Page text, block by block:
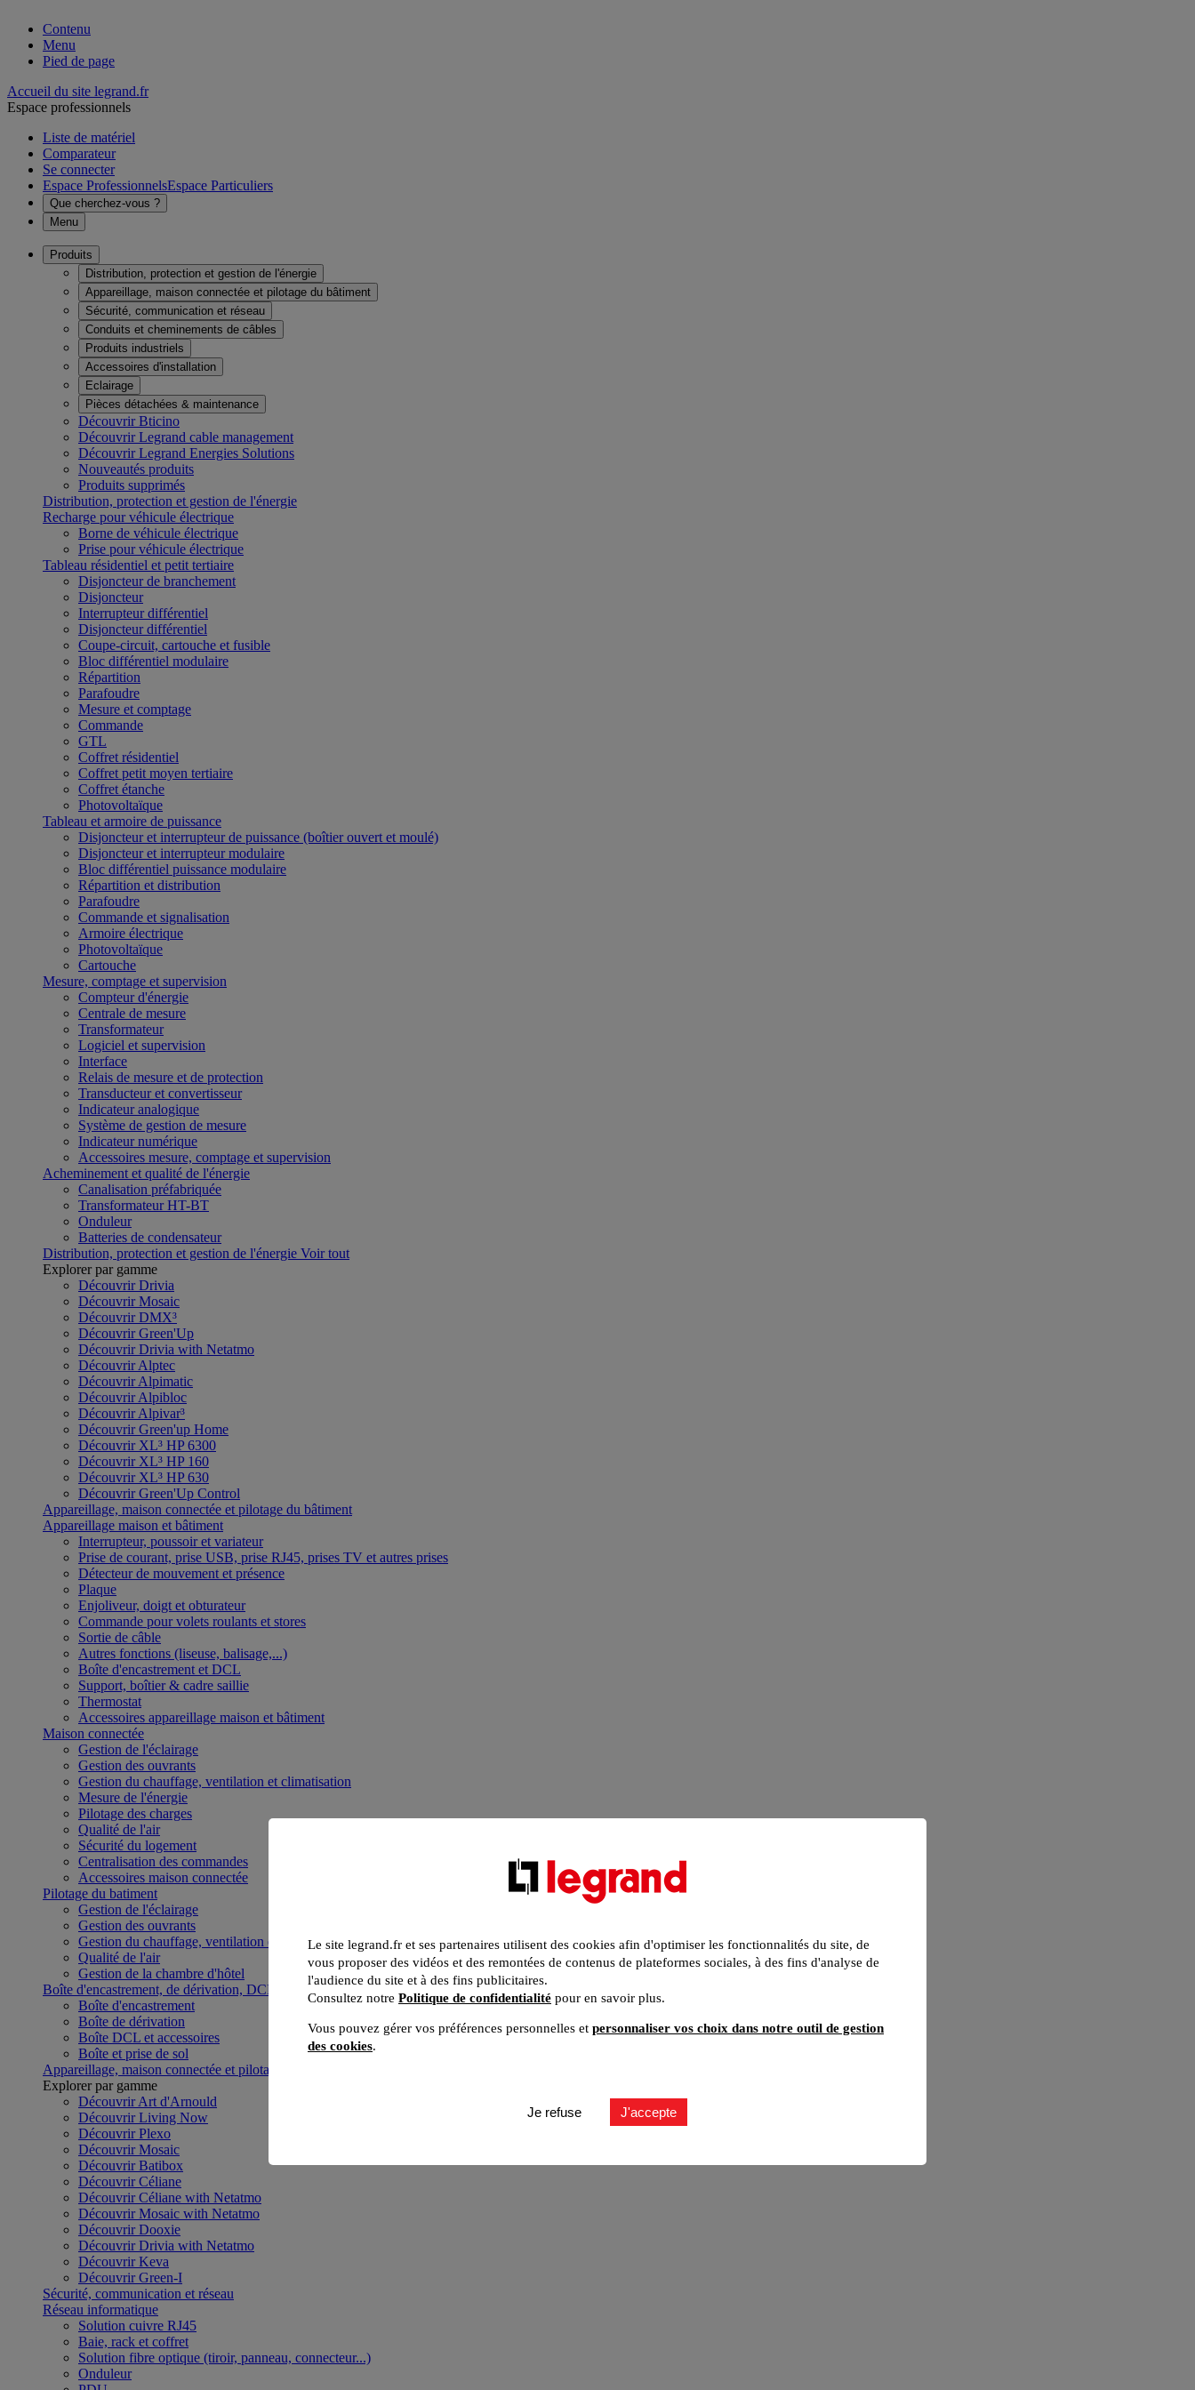
Contenu
Menu
Pied de page
Accueil du site legrand.fr
Espace professionnels
Liste de matériel
Comparateur
Se connecter
Espace ProfessionnelsEspace Particuliers
Que cherchez-vous ?
Menu
Produits
Distribution, protection et gestion de l'énergie
Appareillage, maison connectée et pilotage du bâtiment
Sécurité, communication et réseau
Conduits et cheminements de câbles
Produits industriels
Accessoires d'installation
Eclairage
Pièces détachées & maintenance
Découvrir Bticino
Découvrir Legrand cable management
Découvrir Legrand Energies Solutions
Nouveautés produits
Produits supprimés
Distribution, protection et gestion de l'énergie
Recharge pour véhicule électrique
Borne de véhicule électrique
Prise pour véhicule électrique
Tableau résidentiel et petit tertiaire
Disjoncteur de branchement
Disjoncteur
Interrupteur différentiel
Disjoncteur différentiel
Coupe-circuit, cartouche et fusible
Bloc différentiel modulaire
Répartition
Parafoudre
Mesure et comptage
Commande
GTL
Coffret résidentiel
Coffret petit moyen tertiaire
Coffret étanche
Photovoltaïque
Tableau et armoire de puissance
Disjoncteur et interrupteur de puissance (boîtier ouvert et moulé)
Disjoncteur et interrupteur modulaire
Bloc différentiel puissance modulaire
Répartition et distribution
Parafoudre
Commande et signalisation
Armoire électrique
Photovoltaïque
Cartouche
Mesure, comptage et supervision
Compteur d'énergie
Centrale de mesure
Transformateur
Logiciel et supervision
Interface
Relais de mesure et de protection
Transducteur et convertisseur
Indicateur analogique
Système de gestion de mesure
Indicateur numérique
Accessoires mesure, comptage et supervision
Acheminement et qualité de l'énergie
Canalisation préfabriquée
Transformateur HT-BT
Onduleur
Batteries de condensateur
Distribution, protection et gestion de l'énergie Voir tout
Explorer par gamme
Découvrir Drivia
Découvrir Mosaic
Découvrir DMX³
Découvrir Green'Up
Découvrir Drivia with Netatmo
Découvrir Alptec
Découvrir Alpimatic
Découvrir Alpibloc
Découvrir Alpivar³
Découvrir Green'up Home
Découvrir XL³ HP 6300
Découvrir XL³ HP 160
Découvrir XL³ HP 630
Découvrir Green'Up Control
Appareillage, maison connectée et pilotage du bâtiment
Appareillage maison et bâtiment
Interrupteur, poussoir et variateur
Prise de courant, prise USB, prise RJ45, prises TV et autres prises
Détecteur de mouvement et présence
Plaque
Enjoliveur, doigt et obturateur
Commande pour volets roulants et stores
Sortie de câble
Autres fonctions (liseuse, balisage,...)
Boîte d'encastrement et DCL
Support, boîtier & cadre saillie
Thermostat
Accessoires appareillage maison et bâtiment
Maison connectée
Gestion de l'éclairage
Gestion des ouvrants
Gestion du chauffage, ventilation et climatisation
Mesure de l'énergie
Pilotage des charges
Qualité de l'air
Sécurité du logement
Centralisation des commandes
Accessoires maison connectée
Pilotage du batiment
Gestion de l'éclairage
Gestion des ouvrants
Gestion du chauffage, ventilation et climatisation
Qualité de l'air
Gestion de la chambre d'hôtel
Boîte d'encastrement, de dérivation, DCL et boîte de sol
Boîte d'encastrement
Boîte de dérivation
Boîte DCL et accessoires
Boîte et prise de sol
Appareillage, maison connectée et pilotage du bâtiment
Explorer par gamme
Découvrir Art d'Arnould
Découvrir Living Now
Découvrir Plexo
Découvrir Mosaic
Découvrir Batibox
Découvrir Céliane
Découvrir Céliane with Netatmo
Découvrir Mosaic with Netatmo
Découvrir Dooxie
Découvrir Drivia with Netatmo
Découvrir Keva
Découvrir Green-I
Sécurité, communication et réseau
Réseau informatique
Solution cuivre RJ45
Baie, rack et coffret
Solution fibre optique (tiroir, panneau, connecteur...)
Onduleur
Le site legrand.fr et ses partenaires utilisent des cookies afin d'optimiser les fonctionnalités du site, de
vous proposer des vidéos et des remontées de contenus de plateformes sociales, à des fins d'analyse de
l'audience du site et à des fins publicitaires.
Consultez notre Politique de confidentialité pour en savoir plus.
Vous pouvez gérer vos préférences personnelles et personnaliser vos choix dans notre outil de gestion
des cookies.
Je refuse J'accepte